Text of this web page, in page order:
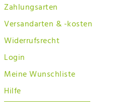
Zahlungsarten
Versandarten & -kosten
Widerrufsrecht
Login
Meine Wunschliste
Hilfe